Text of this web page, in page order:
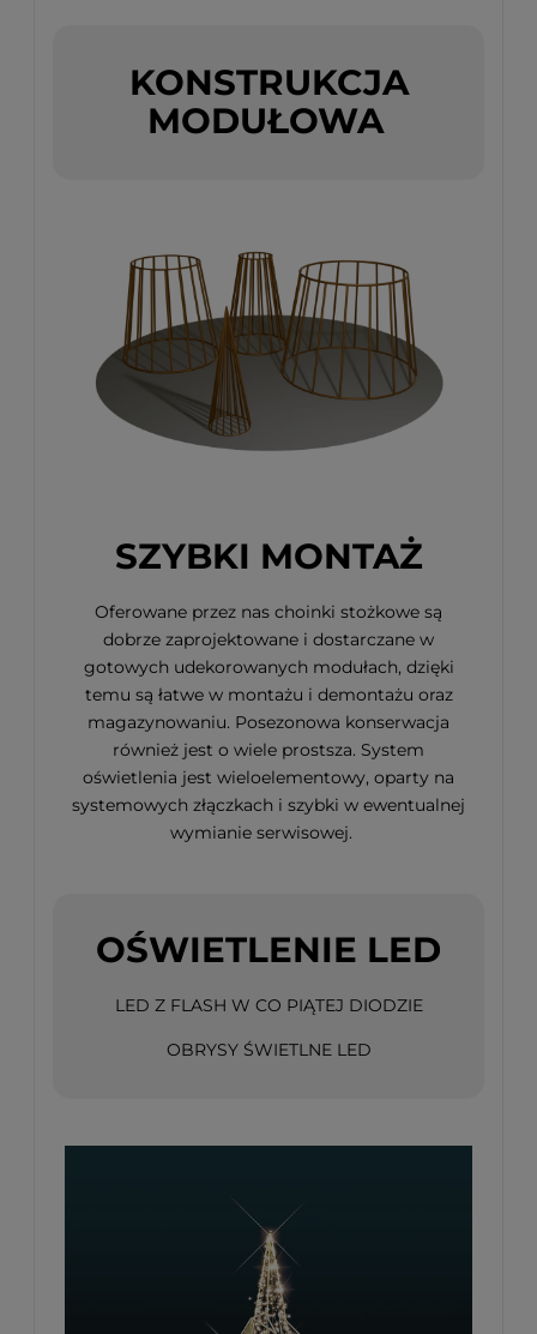
KONSTRUKCJA
MODUŁOWA
SZYBKI MONTAŻ
Oferowane przez nas choinki stożkowe są
dobrze zaprojektowane i dostarczane w
gotowych udekorowanych modułach, dzięki
temu są łatwe w montażu i demontażu oraz
magazynowaniu. Posezonowa konserwacja
również jest o wiele prostsza. System
oświetlenia jest wieloelementowy, oparty na
systemowych złączkach i szybki w ewentualnej
wymianie serwisowej.
OŚWIETLENIE LED
LED Z FLASH W CO PIĄTEJ DIODZIE
OBRYSY ŚWIETLNE LED